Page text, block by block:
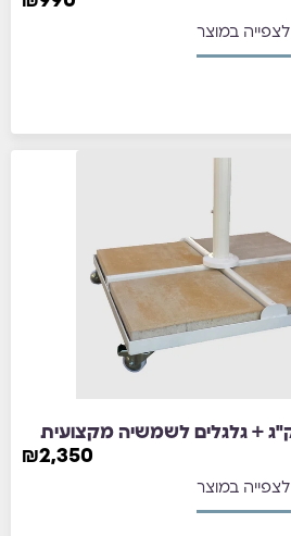
לצפייה במוצר
₪2,350
לצפייה במוצר